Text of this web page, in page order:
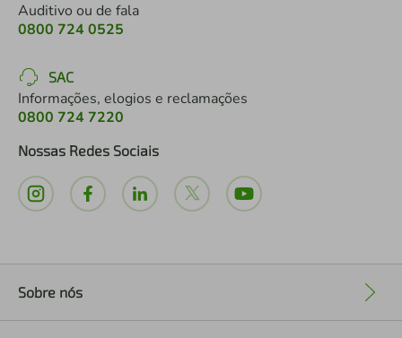
Auditivo ou de fala
0800 724 0525
SAC
Informações, elogios e reclamações
0800 724 7220
Nossas Redes Sociais
Sobre nós